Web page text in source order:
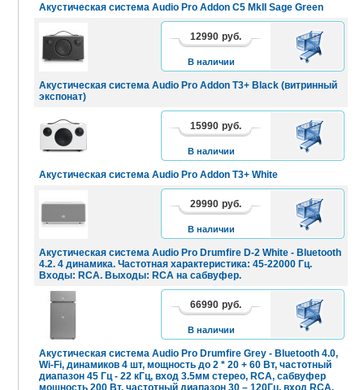
Акустическая система Audio Pro Addon C5 MkII Sage Green
Акустическая система Audio Pro Addon T3+ Black (витринный
экспонат)
12990 руб.
В наличии
В
КОРЗИНУ
Акустическая система Audio Pro Addon T3+ White
15990 руб.
В наличии
В
КОРЗИНУ
Акустическая система Audio Pro Drumfire D-2 White - Bluetooth
4.2. 4 динамика. Частотная характеристика: 45-22000 Гц.
Входы: RCA. Выходы: RCA на сабвуфер.
29990 руб.
В наличии
В
КОРЗИНУ
Акустическая система Audio Pro Drumfire Grey - Bluetooth 4.0,
Wi-Fi, динамиков 4 шт, мощность до 2 * 20 + 60 Вт, частотный
диапазон 45 Гц - 22 кГц, вход 3.5мм стерео, RCA, сабвуфер
мощность 200 Вт, частотный диапазон 30 – 120Гц, вход RCA.
66990 руб.
В наличии
В
КОРЗИНУ